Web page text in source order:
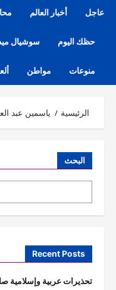
عاجل أخبار العالم
حظك اليوم سوشيال
منوعات مواطن
الرئيسية ياسمين عبد
البحث
Recent Posts
تحذيرات عربية وإسلامية